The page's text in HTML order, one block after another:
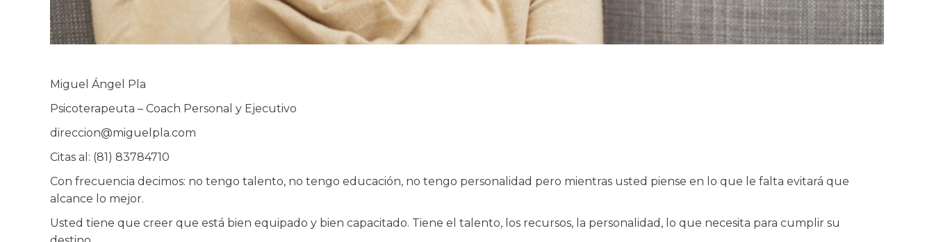
Miguel Ángel Pla
Psicoterapeuta – Coach Personal y Ejecutivo
direccion@miguelpla.com
Citas al: (81) 83784710
Con frecuencia decimos: no tengo talento, no tengo educación, no tengo personalidad pero mientras usted piense en lo que le falta evitará que
alcance lo mejor.
Usted tiene que creer que está bien equipado y bien capacitado. Tiene el talento, los recursos, la personalidad, lo que necesita para cumplir su